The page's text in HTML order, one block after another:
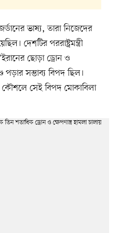
ভাষ্য, তারা নিজেদের
দেশটির পররাষ্ট্রমন্ত্রী
ছোড়া ড্রোন ও
পড়ার সম্ভাব্য বিপদ ছিল।
কৌশলে সেই বিপদ মোকাবিলা